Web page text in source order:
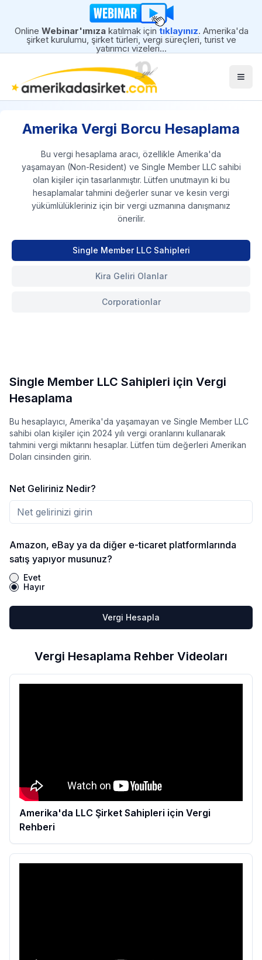
Online Webinar'ımızakatılmak için tıklayınız. Amerika'da
şirket kurulumu, şirket türleri, vergi süreçleri, turist ve
yatırımcı vizeleri...
Amerika Vergi Borcu Hesaplama
Bu vergi hesaplama aracı, özellikle Amerika'da
yaşamayan (Non-Resident) ve Single Member LLC sahibi
olan kişiler için tasarlanmıştır. Lütfen unutmayın ki bu
hesaplamalar tahmini değerler sunar ve kesin vergi
yükümlülükleriniz için bir vergi uzmanına danışmanız
önerilir.
Single Member LLC Sahipleri
Kira Geliri Olanlar
Corporationlar
Single Member LLC Sahipleri için Vergi
Hesaplama
Bu hesaplayıcı, Amerika'da yaşamayan ve Single Member LLC
sahibi olan kişiler için 2024 yılı vergi oranlarını kullanarak
tahmini vergi miktarını hesaplar. Lütfen tüm değerleri Amerikan
Doları cinsinden girin.
Net Geliriniz Nedir?
Amazon, eBay ya da diğer e-ticaret platformlarında
satış yapıyor musunuz?
Evet
Hayır
Vergi Hesapla
Vergi Hesaplama Rehber Videoları
Amerika'da LLC Şirket Sahipleri için Vergi
Rehberi